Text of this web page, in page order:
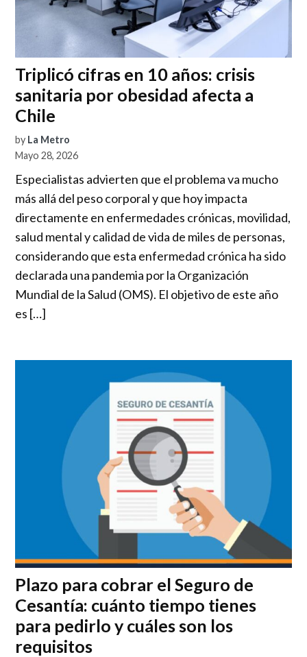
Triplicó cifras en 10 años: crisis
sanitaria por obesidad afecta a
Chile
by La Metro
Mayo 28, 2026
Especialistas advierten que el problema va mucho
más allá del peso corporal y que hoy impacta
directamente en enfermedades crónicas, movilidad,
salud mental y calidad de vida de miles de personas,
considerando que esta enfermedad crónica ha sido
declarada una pandemia por la Organización
Mundial de la Salud (OMS). El objetivo de este año
es […]
Plazo para cobrar el Seguro de
Cesantía: cuánto tiempo tienes
para pedirlo y cuáles son los
requisitos